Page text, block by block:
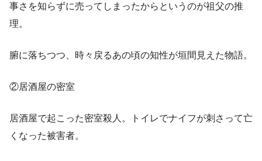
事さを知らずに売ってしまったからというのが祖父の推
理。
腑に落ちつつ、時々戻るあの頃の知性が垣間見えた物語。
②居酒屋の密室
居酒屋で起こった密室殺人。トイレでナイフが刺さって亡
くなった被害者。